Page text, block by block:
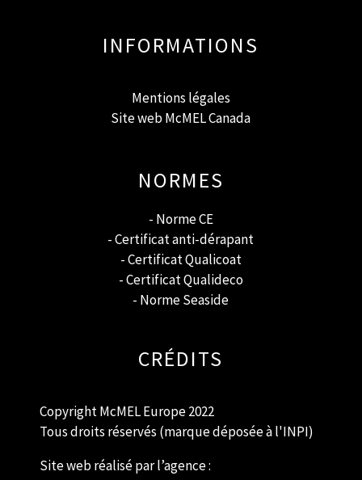
INFORMATIONS
Mentions légales
Site web McMEL Canada
NORMES
- Norme CE
- Certificat anti-dérapant
- CertificatQualicoat
- Certificat Qualideco
- Norme Seaside
CRÉDITS
Copyright McMEL Europe 2022
Tous droits réservés (marque déposée à l'INPI)
Site web réalisé par l’agence :